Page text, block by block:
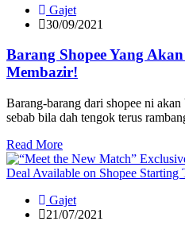
Gajet
30/09/2021
Barang Shopee Yang
Membazir!
Barang-barang dari shopee ni
sebab bila dah tengok terus
Read More
Gajet
21/07/2021